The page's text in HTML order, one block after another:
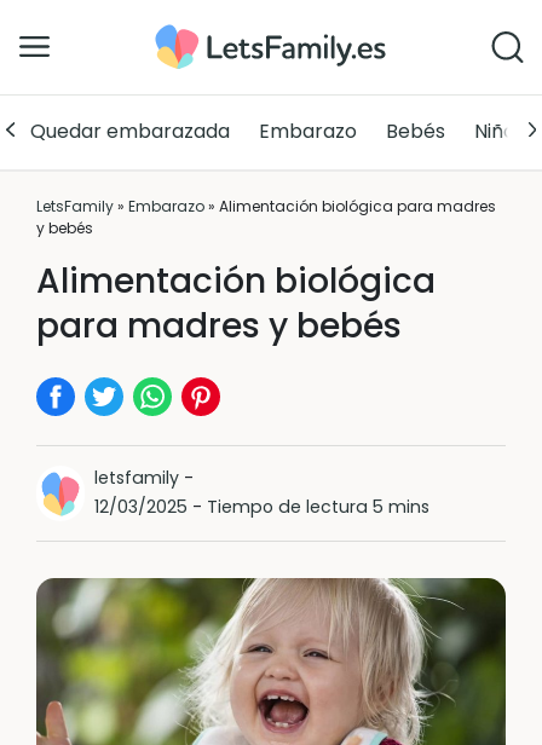
Quedar embarazada Embarazo Bebés Niños
LetsFamily» Embarazo» Alimentación biológica para madres
y bebés
Alimentación biológica
para madres y bebés
letsfamily -
12/03/2025 - Tiempo de lectura 5 mins